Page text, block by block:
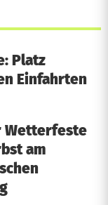
Platz
Einfahrten
Wetterfeste
am